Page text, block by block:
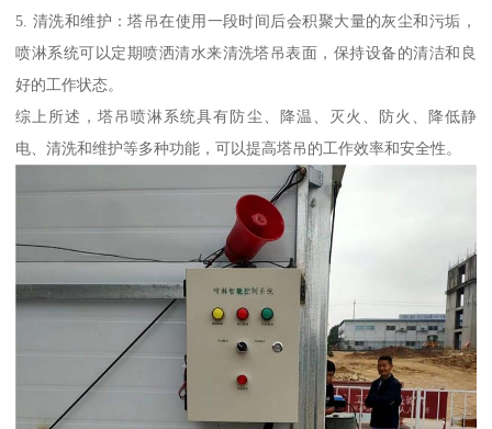
5. 清洗和维护：塔吊在使用一段时间后会积聚大量的灰尘和污垢，
喷淋系统可以定期喷洒清水来清洗塔吊表面，保持设备的清洁和良
好的工作状态。
综上所述，塔吊喷淋系统具有防尘、降温、灭火、防火、降低静
电、清洗和维护等多种功能，可以提高塔吊的工作效率和安全性。